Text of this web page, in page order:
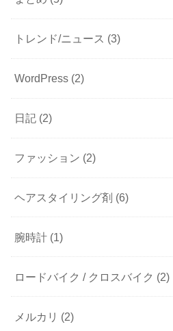
トレンド/ニュース (3)
WordPress (2)
日記 (2)
ファッション (2)
ヘアスタイリング剤 (6)
腕時計 (1)
ロードバイク / クロスバイク (2)
メルカリ (2)